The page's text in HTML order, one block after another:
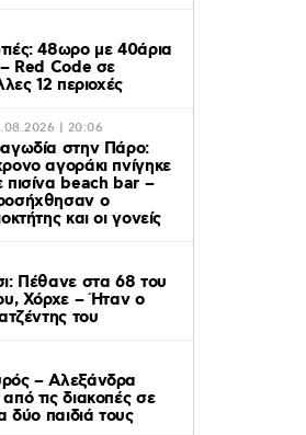
48ωρο με 40άρια
Red Code σε
12 περιοχές
| 20:06
στην Πάρο:
αγοράκι πνίγηκε
πισίνα beach bar –
ο
και οι γονείς
Πέθανε στα 68 του
Χόρχε – Ήταν ο
του
– Αλεξάνδρα
τις διακοπές σε
δύο παιδιά τους